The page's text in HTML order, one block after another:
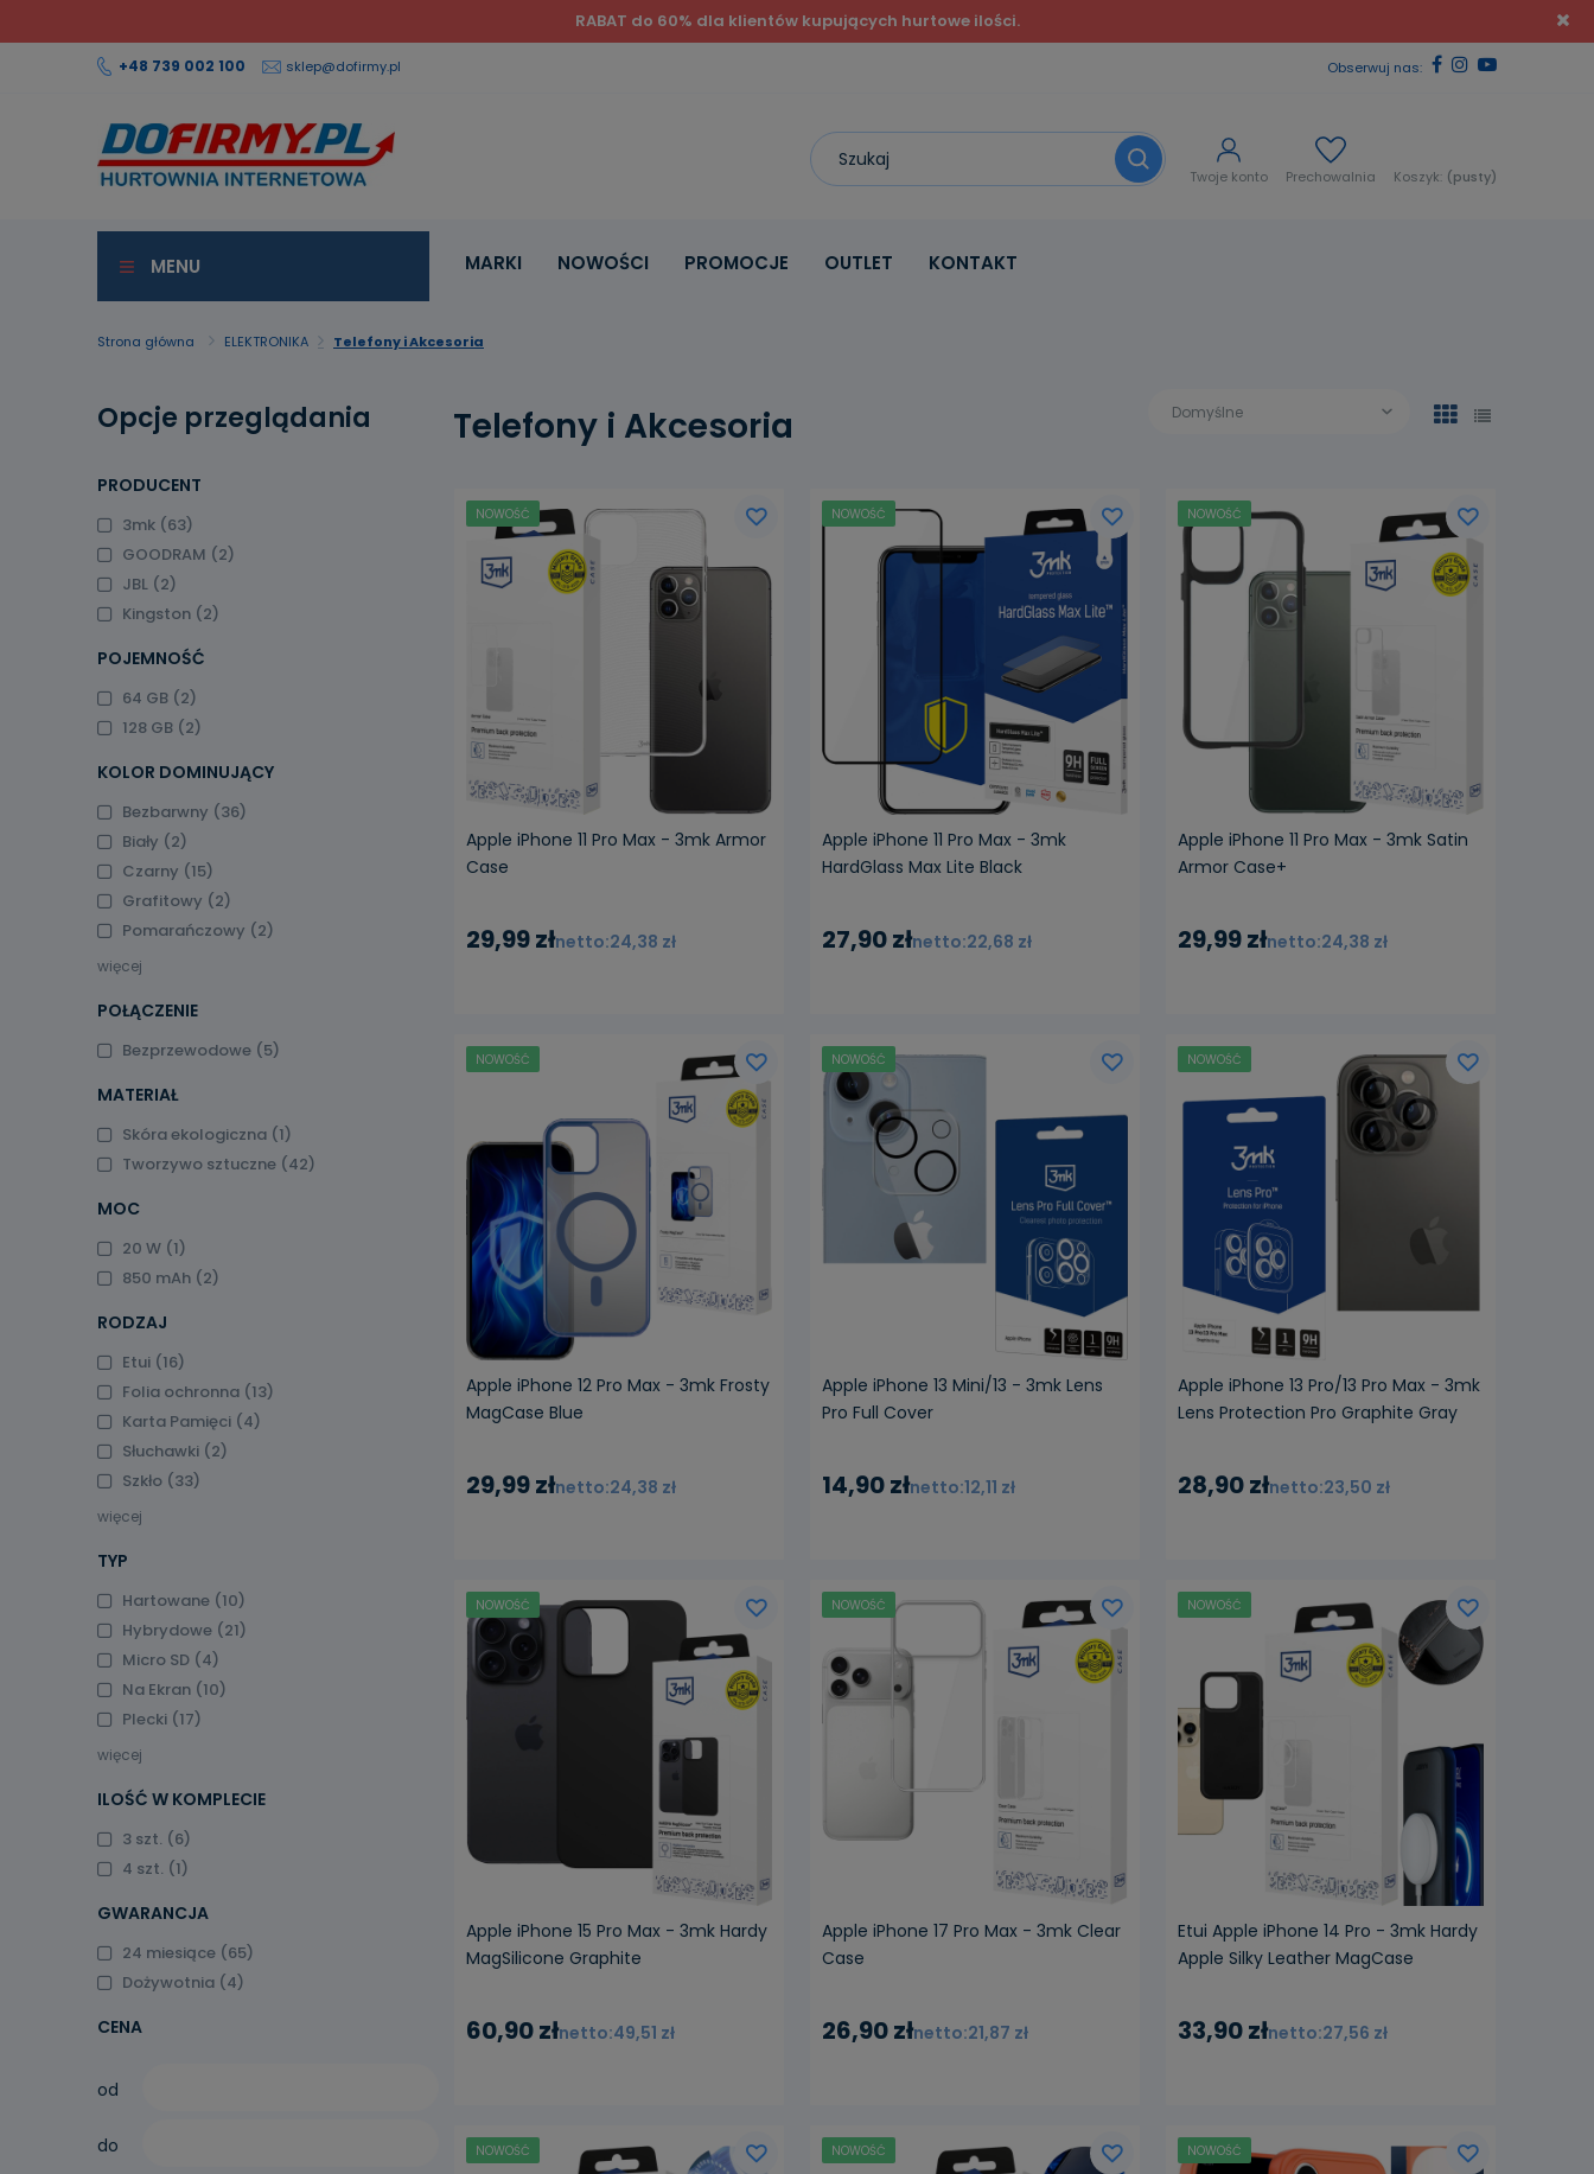
RABAT do 60% dla klientów kupujących hurtowe ilości.
+48 739 002 100 sklep@dofirmy.pl Obserwuj nas:
Koszyk: (pusty)
Prechowalnia
Twoje konto
MENU MARKI NOWOŚCI PROMOCJE OUTLET KONTAKT
Strona główna ELEKTRONIKA Telefony i Akcesoria
Opcje przeglądania
PRODUCENT
3mk (63)
GOODRAM (2)
JBL (2)
Kingston (2)
POJEMNOŚĆ
64 GB (2)
128 GB (2)
KOLOR DOMINUJĄCY
Bezbarwny (36)
Biały (2)
Czarny (15)
Grafitowy (2)
Pomarańczowy (2)
więcej
POŁĄCZENIE
Bezprzewodowe (5)
MATERIAŁ
Skóra ekologiczna (1)
Tworzywo sztuczne (42)
MOC
20 W (1)
850 mAh (2)
RODZAJ
Etui (16)
Folia ochronna (13)
Karta Pamięci (4)
Słuchawki (2)
Szkło (33)
więcej
TYP
Hartowane (10)
Hybrydowe (21)
Micro SD (4)
Na Ekran (10)
Plecki (17)
więcej
ILOŚĆ W KOMPLECIE
3 szt. (6)
4 szt. (1)
GWARANCJA
24 miesiące (65)
Dożywotnia (4)
CENA
od
do
Telefony i Akcesoria
Apple iPhone 11 Pro Max - 3mk Armor
Case
29,99 zł 24,38 zł
NOWOŚĆ
Apple iPhone 11 Pro Max - 3mk
HardGlass Max Lite Black
27,90 zł 22,68 zł
NOWOŚĆ
Apple iPhone 11 Pro Max - 3mk Satin
Armor Case+
29,99 zł 24,38 zł
NOWOŚĆ
Apple iPhone 12 Pro Max - 3mk Frosty
MagCase Blue
29,99 zł 24,38 zł
NOWOŚĆ
Apple iPhone 13 Mini/13 - 3mk Lens
Pro Full Cover
14,90 zł 12,11 zł
powiadom o dostępności
NOWOŚĆ
Apple iPhone 13 Pro/13 Pro Max - 3mk
Lens Protection Pro Graphite Gray
28,90 zł 23,50 zł
NOWOŚĆ
Apple iPhone 15 Pro Max - 3mk Hardy
MagSilicone Graphite
60,90 zł 49,51 zł
NOWOŚĆ
Apple iPhone 17 Pro Max - 3mk Clear
Case
26,90 zł 21,87 zł
NOWOŚĆ
Etui Apple iPhone 14 Pro - 3mk Hardy
Apple Silky Leather MagCase
33,90 zł 27,56 zł
NOWOŚĆ
NOWOŚĆ NOWOŚĆ NOWOŚĆ